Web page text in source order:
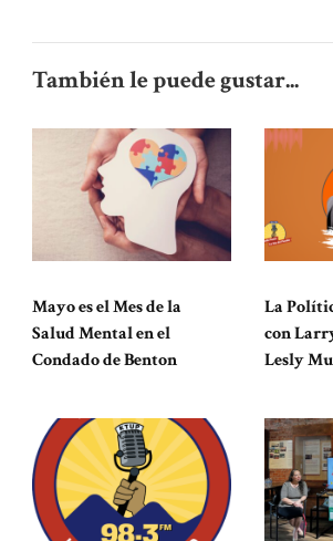
También le puede gustar...
Mayo es el Mes de la
Salud Mental en el
Condado de Benton
La
con
Lesly